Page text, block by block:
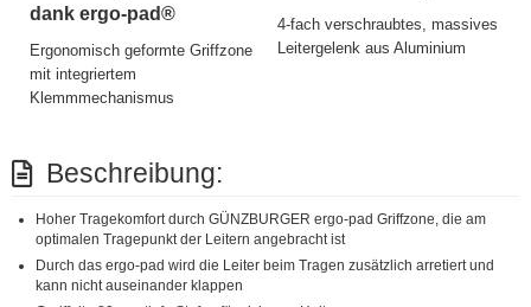
dank ergo-pad®
Ergonomisch geformte Griffzone
mit integriertem
Klemmmechanismus
4-fach verschraubtes, massives
Leitergelenk aus Aluminium
Beschreibung:
Hoher Tragekomfort durch GÜNZBURGER ergo-pad Griffzone, die am
optimalen Tragepunkt der Leitern angebracht ist
Durch das ergo-pad wird die Leiter beim Tragen zusätzlich arretiert und
kann nicht auseinander klappen